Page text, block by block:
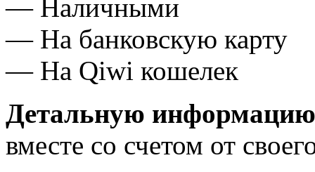
— Наличными
— На банковскую карту
— На Qiwi кошелек
Детальную информацию
вместе со счетом от